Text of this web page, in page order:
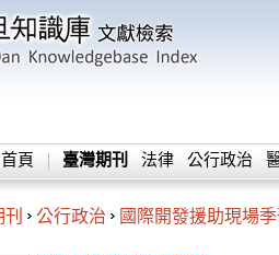
首頁 臺灣期刊 法律 公行政治
公行政治 國際開發援助現場季